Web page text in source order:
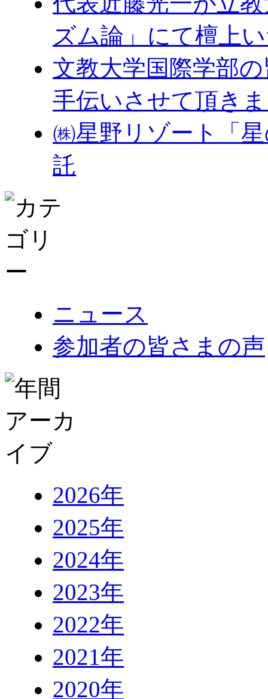
ズム論」にて檀上
文教大学国際学部
手伝いさせて頂き
㈱星野リゾート「
託
ニュース
参加者の皆さまの声
2026年
2025年
2024年
2023年
2022年
2021年
2020年